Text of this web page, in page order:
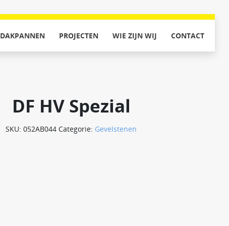
DAKPANNEN PROJECTEN WIE ZIJN WIJ CONTACT
DF HV Spezial
SKU:052AB044 Categorie: Gevelstenen